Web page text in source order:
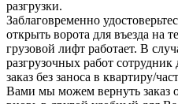
разгрузки.
Заблаговременно
открыть ворота для въезда на
грузовой лифт работает. В
разгрузочных работ
заказ без заноса в квартиру/
Вами мы можем вернуть заказ